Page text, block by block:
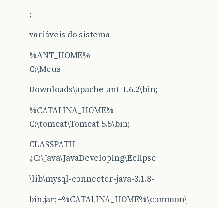
;
variáveis do sistema
%ANT_HOME%
C:\Meus
Downloads\apache-ant-1.6.2\bin;
%CATALINA_HOME%
C:\tomcat\Tomcat 5.5\bin;
CLASSPATH
.;C:\Java\JavaDeveloping\Eclipse
\lib\mysql-connector-java-3.1.8-
bin.jar;=%CATALINA_HOME%\common\